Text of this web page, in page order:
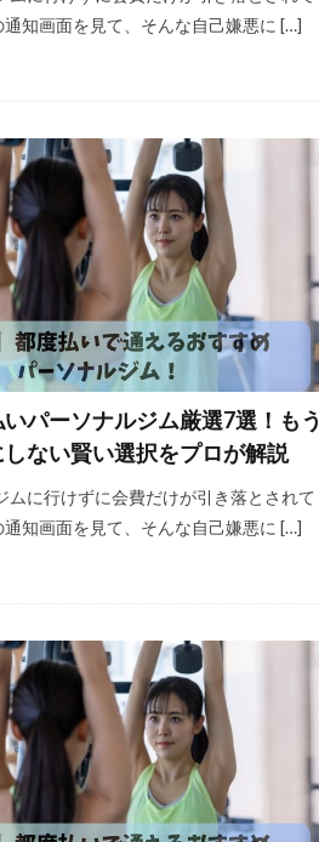
知画面を見て、そんな自己嫌悪に […]
パーソナルジム厳選7選！もう
ない賢い選択をプロが解説
ムに行けずに会費だけが引き落とされて
知画面を見て、そんな自己嫌悪に […]